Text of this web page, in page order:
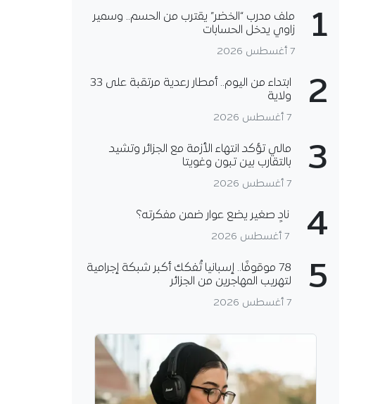
1
ملف مدرب “الخضر” يقترب من الحسم.. وسمير
زاوي يدخل الحسابات
7 أغسطس 2026
2
ابتداء من اليوم.. أمطار رعدية مرتقبة على 33
ولاية
7 أغسطس 2026
3
مالي تؤكد انتهاء الأزمة مع الجزائر وتشيد
بالتقارب بين تبون وغويتا
7 أغسطس 2026
4 نادٍ صغير يضع عوار ضمن مفكرته؟
7 أغسطس 2026
5
78 موقوفًا.. إسبانيا تُفكك أكبر شبكة إجرامية
لتهريب المهاجرين من الجزائر
7 أغسطس 2026